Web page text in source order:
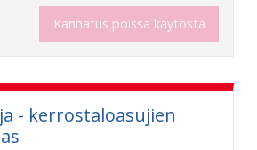
Kannatus poissa käytöstä
- kerrostaloasujien